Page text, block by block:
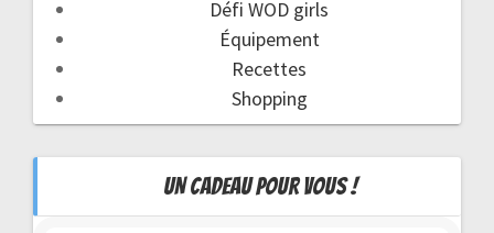
Défi WOD girls
Équipement
Recettes
Shopping
UN CADEAU POUR VOUS !